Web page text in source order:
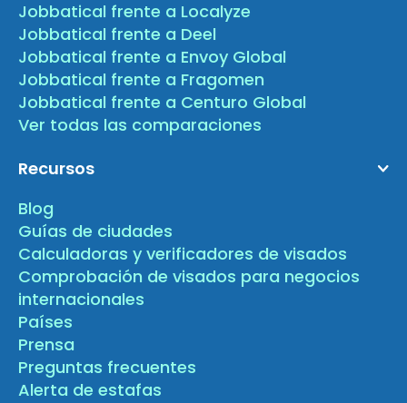
Jobbatical frente a Localyze
Jobbatical frente a Deel
Jobbatical frente a Envoy Global
Jobbatical frente a Fragomen
Jobbatical frente a Centuro Global
Ver todas las comparaciones
Recursos
Blog
Guías de ciudades
Calculadoras y verificadores de visados
Comprobación de visados para negocios
internacionales
Países
Prensa
Preguntas frecuentes
Alerta de estafas